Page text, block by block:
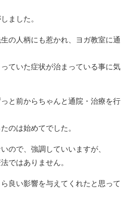
ました。
の人柄にも惹かれ、ヨガ教室に通
ていた症状が治まっている事に気
と前からちゃんと通院・治療を行
のは始めてでした。
ので、強調していいますが、
ではありません。
良い影響を与えてくれたと思って